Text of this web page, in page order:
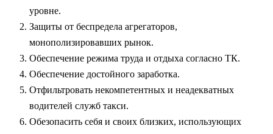
уровне.
Защиты от беспредела агрегаторов,
монополизировавших рынок.
Обеспечение режима труда и отдыха согласно ТК.
Обеспечение достойного заработка.
Отфильтровать некомпетентных и неадекватных
водителей служб такси.
Обезопасить себя и своих близких, использующих